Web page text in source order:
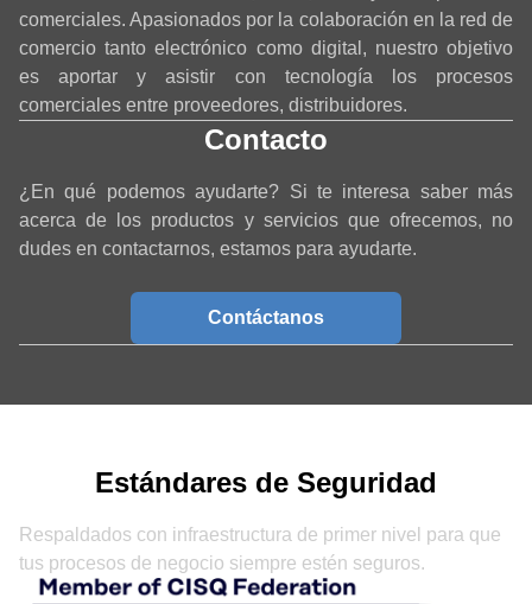
comerciales. Apasionados por la colaboración en la red de
comercio tanto electrónico como digital, nuestro objetivo
es aportar y asistir con tecnología los procesos
comerciales entre proveedores, distribuidores.
Contacto
¿En qué podemos ayudarte? Si te interesa saber más
acerca de los productos y servicios que ofrecemos, no
dudes en contactarnos, estamos para ayudarte.
Contáctanos
Estándares de Seguridad
Respaldados con infraestructura de primer nivel para que
tus procesos de negocio siempre estén seguros.